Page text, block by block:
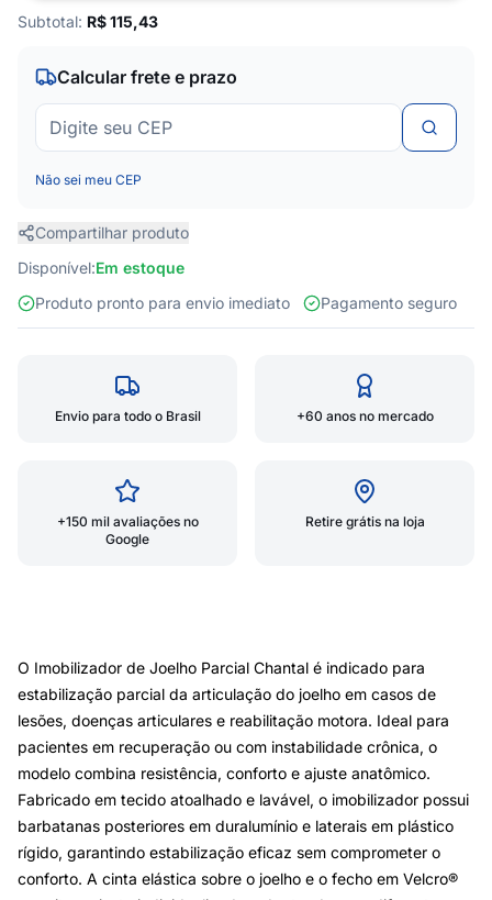
Subtotal: R$115,43
Calcular frete e prazo
Não sei meu CEP
Compartilhar produto
Disponível:Em estoque
Produto pronto para envio imediato
Pagamento seguro
Envio para todo o Brasil +60 anos no mercado
+150 mil avaliações no
Google
Retire grátis na loja
O Imobilizador de Joelho Parcial Chantal é indicado para
estabilização parcial da articulação do joelho em casos de
lesões, doenças articulares e reabilitação motora. Ideal para
pacientes em recuperação ou com instabilidade crônica, o
modelo combina resistência, conforto e ajuste anatômico.
Fabricado em tecido atoalhado e lavável, o imobilizador possui
barbatanas posteriores em duralumínio e laterais em plástico
rígido, garantindo estabilização eficaz sem comprometer o
conforto. A cinta elástica sobre o joelho e o fecho em Velcro®